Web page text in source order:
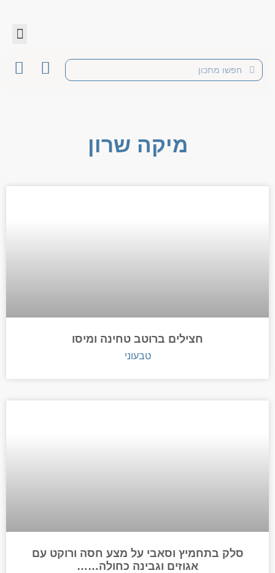
מיקה שרון
חצילים ברוטב טחינה ומיסו
טבעוני
סלק בתחמיץ וסאבי על מצע חסה ורוקט עם
אגוזים וגבינה כחולה……